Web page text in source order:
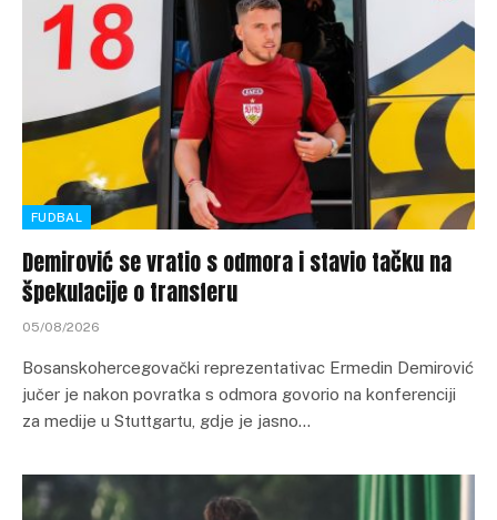
FUDBAL
Demirović se vratio s odmora i stavio tačku na
špekulacije o transferu
05/08/2026
Bosanskohercegovački reprezentativac Ermedin Demirović
jučer je nakon povratka s odmora govorio na konferenciji
za medije u Stuttgartu, gdje je jasno…